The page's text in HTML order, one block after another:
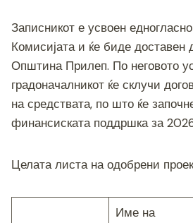
Записникот е усвоен
Комисијата и ќе биде доставен
Општина Прилеп. По неговото
градоначалникот ќе склучи
на средствата, по што ќе
финансиската поддршка за
Целата листа на одобрени
Име на